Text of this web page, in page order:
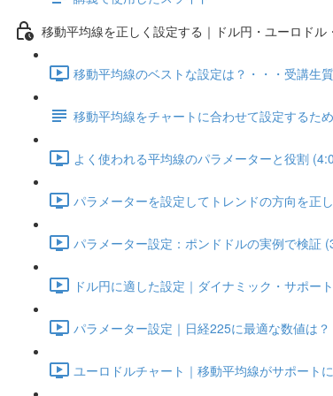
移動平均線を正しく設定する｜ドル円・ユーロドル
移動平均線のベストな設定は？・・・受講生
移動平均線をチャートに合わせて設定するた
よく使われる平均線のパラメーターと役割
パラメーターを設定してトレンドの方向を正
パラメーター設定：ポンドドルの実例で検証
ドル円に適した設定｜ダイナミック・サポー
パラメーター設定｜日経225に最適な数値は
ユーロドルチャート｜移動平均線がサポート